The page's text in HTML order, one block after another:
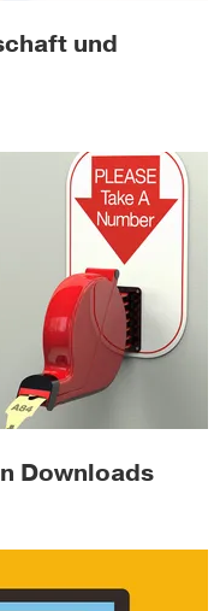
und
Downloads